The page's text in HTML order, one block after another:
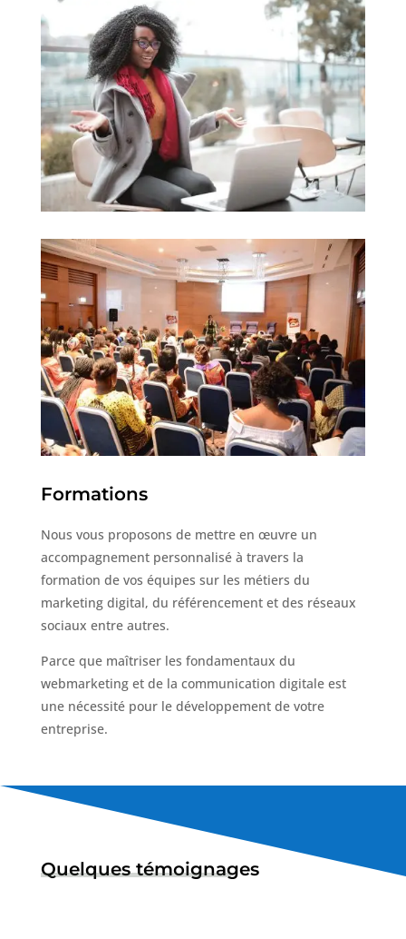
Formations
Nous vous proposons de mettre en œuvre un
accompagnement personnalisé à travers la
formation de vos équipes sur les métiers du
marketing digital, du référencement et des réseaux
sociaux entre autres.
Parce que maîtriser les fondamentaux du
webmarketing et de la communication digitale est
une nécessité pour le développement de votre
entreprise.
Quelques témoignages